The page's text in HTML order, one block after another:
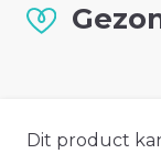
Dit product